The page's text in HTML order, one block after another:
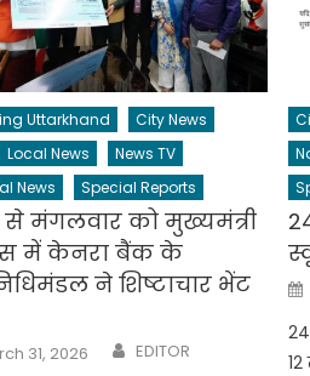
Uttarkhand
City News
Local News
News TV
News
Special Reports
से मंगलवार को मुख्यमंत्री
में केनरा बैंक के
ने शिष्टाचार भेंट
31, 2026 Author
EDITOR